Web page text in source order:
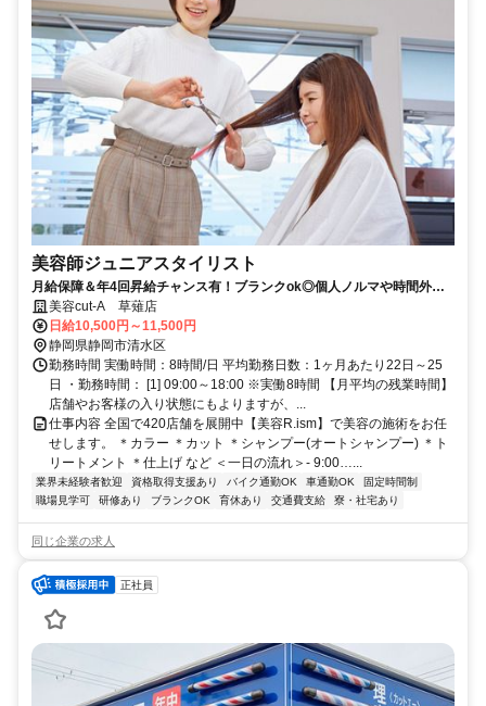
美容師ジュニアスタイリスト
月給保障＆年4回昇給チャンス有！ブランクok◎個人ノルマや時間外レ
ッスンなし！第2のステップを応援！
美容cut-A 草薙店
日給10,500円～11,500円
静岡県静岡市清水区
勤務時間 実働時間：8時間/日 平均勤務日数：1ヶ月あたり22日～25
日 ・勤務時間： [1] 09:00～18:00 ※実働8時間 【月平均の残業時間】
店舗やお客様の入り状態にもよりますが、...
仕事内容 全国で420店舗を展開中【美容R.ism】で美容の施術をお任
せします。 ＊カラー ＊カット ＊シャンプー(オートシャンプー) ＊ト
リートメント ＊仕上げ など ＜一日の流れ＞- 9:00…...
業界未経験者歓迎 資格取得支援あり バイク通勤OK 車通勤OK
固定時間制
職場見学可
研修あり ブランクOK 育休あり 交通費支給 寮・社宅あり
同じ企業の求人
正社員